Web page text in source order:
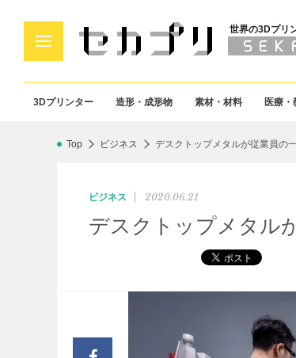
世界の3Dプリ
3Dプリンター 造形・成形物 素材・材料 医療・
Top ビジネス デスクトップメタルが従業員の
ビジネス 2020.06.21
デスクトップメタル